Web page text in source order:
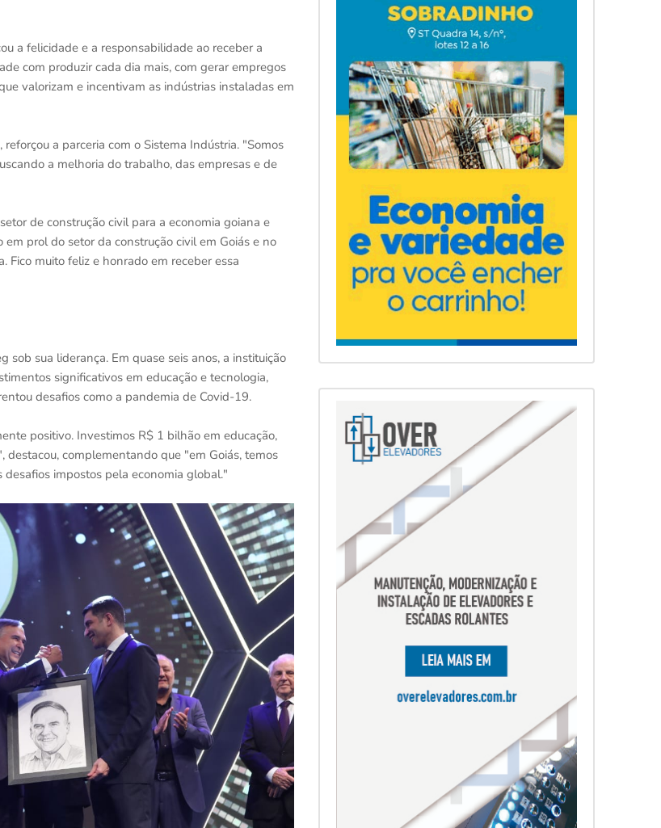
a felicidade e a responsabilidade ao receber a
com produzir cada dia mais, com gerar empregos
valorizam e incentivam as indústrias instaladas em
a parceria com o Sistema Indústria. "Somos
a melhoria do trabalho, das empresas e de
de construção civil para a economia goiana e
prol do setor da construção civil em Goiás e no
Fico muito feliz e honrado em receber essa
sob sua liderança. Em quase seis anos, a instituição
significativos em educação e tecnologia,
desafios como a pandemia de Covid-19.
positivo. Investimos R$ 1 bilhão em educação,
complementando que "em Goiás, temos
impostos pela economia global."